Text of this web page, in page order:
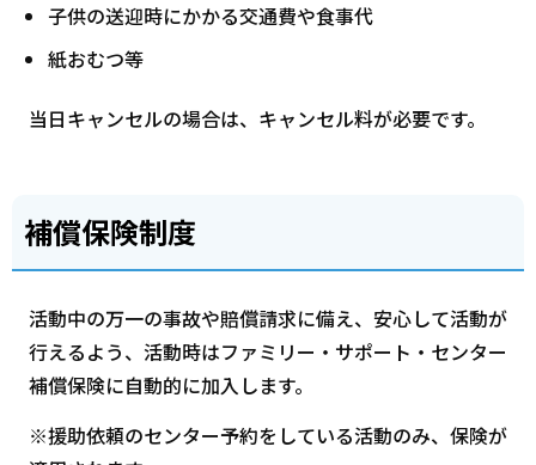
子供の送迎時にかかる交通費や食事代
紙おむつ等
当日キャンセルの場合は、キャンセル料が必要です。
補償保険制度
活動中の万一の事故や賠償請求に備え、安心して活動が
行えるよう、活動時はファミリー・サポート・センター
補償保険に自動的に加入します。
※援助依頼のセンター予約をしている活動のみ、保険が